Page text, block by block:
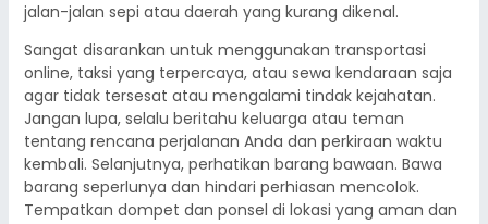
jalan-jalan sepi atau daerah yang kurang dikenal.
Sangat disarankan untuk menggunakan transportasi
online, taksi yang terpercaya, atau sewa kendaraan saja
agar tidak tersesat atau mengalami tindak kejahatan.
Jangan lupa, selalu beritahu keluarga atau teman
tentang rencana perjalanan Anda dan perkiraan waktu
kembali. Selanjutnya, perhatikan barang bawaan. Bawa
barang seperlunya dan hindari perhiasan mencolok.
Tempatkan dompet dan ponsel di lokasi yang aman dan